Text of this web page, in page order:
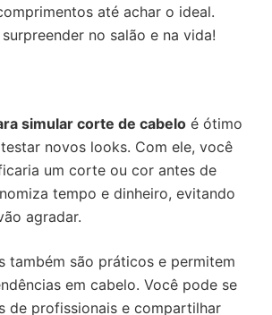
até achar o ideal.
no salão e na vida!
simular corte de cabelo é ótimo
novos looks. Com ele, você
um corte ou cor antes de
tempo e dinheiro, evitando
agradar.
também são práticos e permitem
em cabelo. Você pode se
de profissionais e compartilhar